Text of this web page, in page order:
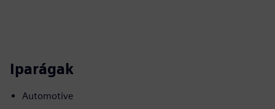
Iparágak
Automotive